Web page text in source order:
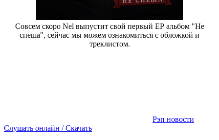
Совсем скоро Nel выпустит свой первый ЕР альбом "Не
спеша", сейчас мы можем ознакомиться с обложкой и
треклистом.
Рэп новости
Слушать онлайн / Скачать